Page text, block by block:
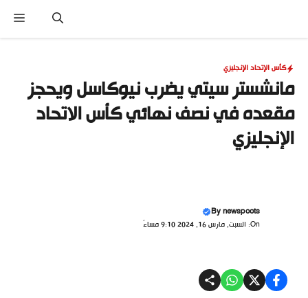
المحتوى
كأس الإتحاد الإنجليزي
مانشستر سيتي يضرب نيوكاسل ويحجز
مقعده في نصف نهائي كأس الاتحاد
الإنجليزي
Bynewspoots
On: السبت, مارس 16, 2024 9:10 مساءً